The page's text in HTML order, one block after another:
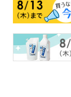
・なし
【原産国（地）】
・日本製